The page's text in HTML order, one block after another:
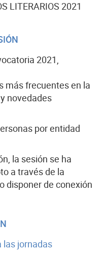
LITERARIOS 2021
2021,
más frecuentes en la
novedades
por entidad
la sesión se ha
a través de la
disponer de conexión
las jornadas